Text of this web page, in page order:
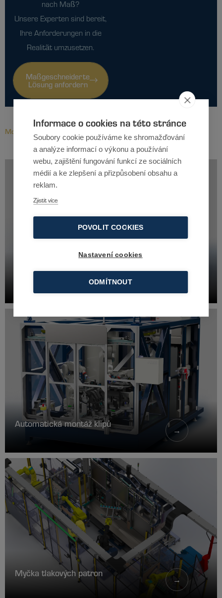
nach Maß?
Unsere Experten sind bereit,
Ihre Anforderungen in die
Realität umzusetzen.
Maßgeschneiderte
Lösung anfordern
Mohlo by vás zajímat
Další reference
Automatická montáž a šroubování
Automatická montáž klipů
→
Myčka tlakových patron
→
Informace o cookies na této stránce
Soubory cookie používáme ke shromažďování
a analýze informací o výkonu a používání
webu, zajištění fungování funkcí ze sociálních
médií a ke zlepšení a přizpůsobení obsahu a
reklam.
Zjistit více
POVOLIT COOKIES
Nastavení cookies
ODMÍTNOUT